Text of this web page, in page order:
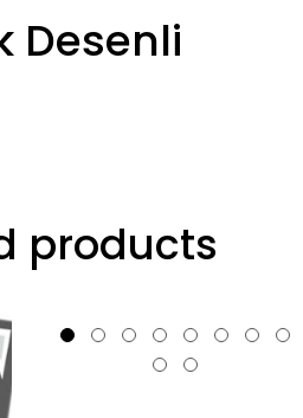
Desenli
products